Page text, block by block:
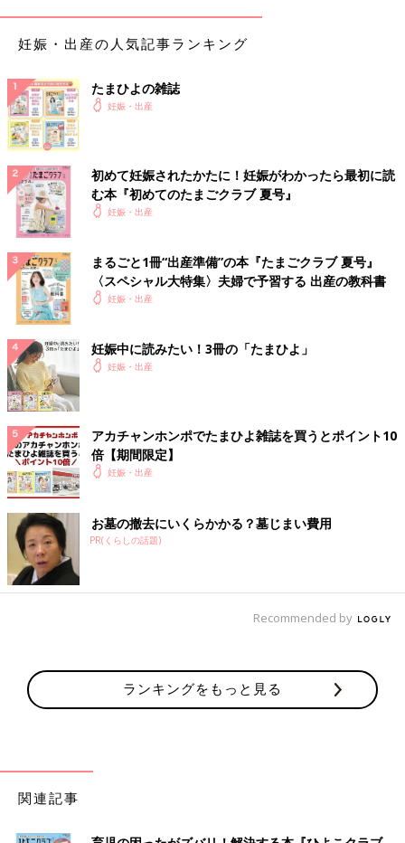
妊娠・出産の人気記事ランキング
たまひよの雑誌
妊娠・出産
初めて妊娠されたかたに！妊娠がわかったら最初に読
む本『初めてのたまごクラブ 夏号』
妊娠・出産
まるごと1冊“出産準備”の本『たまごクラブ 夏号』
〈スペシャル大特集〉夫婦で予習する 出産の教科書
妊娠・出産
妊娠中に読みたい！3冊の「たまひよ」
妊娠・出産
アカチャンホンポでたまひよ雑誌を買うとポイント10
倍【期間限定】
妊娠・出産
お墓の撤去にいくらかかる？墓じまい費用
PR(くらしの話題)
Recommended by
ランキングをもっと見る
関連記事